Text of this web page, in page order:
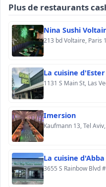
Plus de restaurants
Nina Sushi
213 bd Voltaire, Paris
La cuisine d'Ester
1131 S Main St, Las
Imersion
Kaufmann 13, Tel
La cuisine d'Abba
3655 S Rainbow Blvd